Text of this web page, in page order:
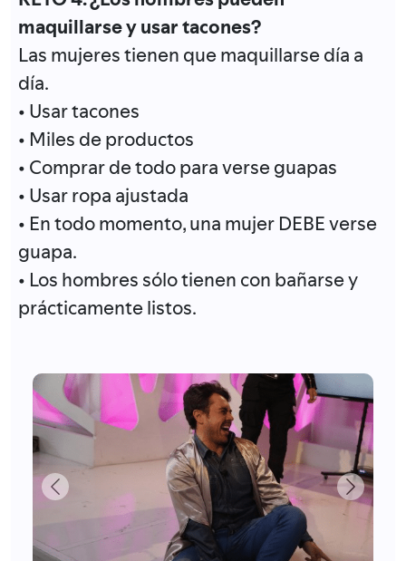
maquillarse y usar tacones?
Las mujeres tienen que maquillarse día a
día.
• Usar tacones
• Miles de productos
• Comprar de todo para verse guapas
• Usar ropa ajustada
• En todo momento, una mujer DEBE verse
guapa.
• Los hombres sólo tienen con bañarse y
prácticamente listos.
Previous Next